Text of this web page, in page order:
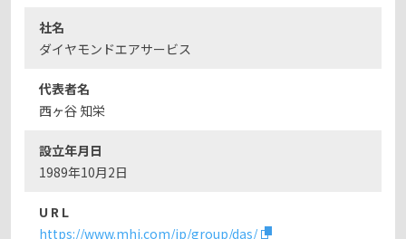
社名
ダイヤモンドエアサービス
代表者名
西ヶ谷 知栄
設立年月日
1989年10月2日
U R L
https://www.mhi.com/jp/group/das/